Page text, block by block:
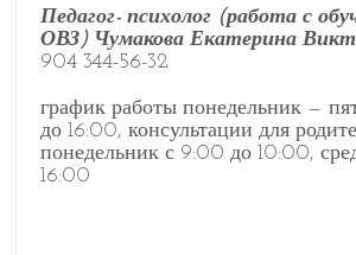
Педагог- психолог (работа с
ОВЗ) Чумакова Екатерина
904 344-56-32
график работы понедельник —
до 16:00, консультации для
понедельник с 9:00 до 10:00,
16:00